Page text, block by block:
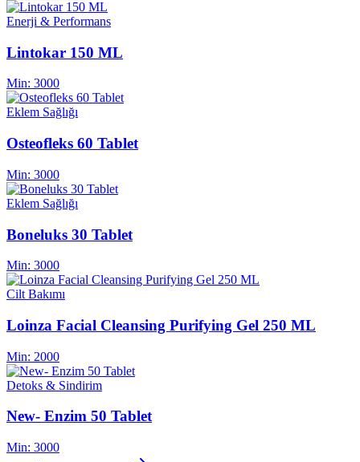
Enerji & Performans
Lintokar 150 ML
Min: 3000
Eklem Sağlığı
Osteofleks 60 Tablet
Min: 3000
Eklem Sağlığı
Boneluks 30 Tablet
Min: 3000
Cilt Bakımı
Loinza Facial Cleansing Purifying Gel 250 ML
Min: 2000
Detoks & Sindirim
New- Enzim 50 Tablet
Min: 3000